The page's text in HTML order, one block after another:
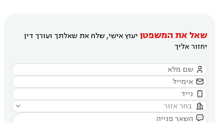
שאל את המשפטן יעוץ אישי, שלח את שאלתך ועורך דין
יחזור אליך




